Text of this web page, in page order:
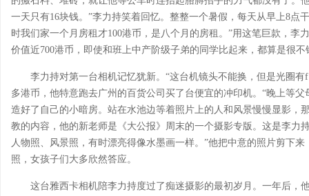
一天只有16块钱。”李力持笑着回忆。整整一个暑假，每天从早上8点
时我们家一个月房租才100港币，是八个月的房租。”用这笔巨款，李
价值近700港币，即使和班上中产阶级子弟的同学比起来，都算是很不
李力持对第一台相机记忆犹新。“这台机镜头不能换，但是光圈
多港币，他特意跑去广州的百货公司买了台便宜的冲印机。“晚上等
造好了自己的小暗房。站在水池边等着照片上的人和风景慢慢显影，
教的内容，他的新老师是《大公报》周末的一个摄影专版。这是李力
人物照、风景照，有时漂亮得像水墨画一样。”他把中意的照片剪下
照，女孩子们大多欣然答应。
这台雅西卡相机陪李力持度过了痴迷摄影的最初岁月。一年后，